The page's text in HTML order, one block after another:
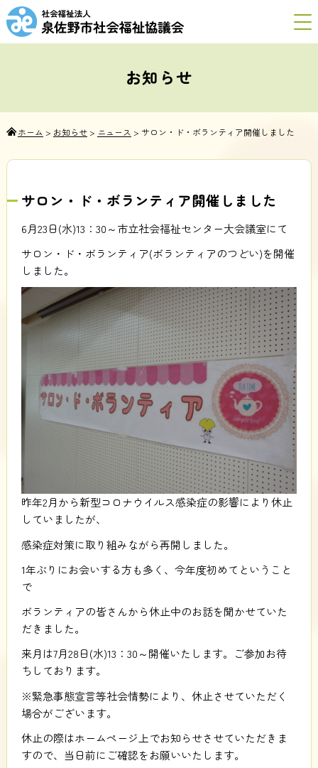
お知らせ
ホーム > お知らせ> ニュース > サロン・ド・ボランティア開催しました
サロン・ド・ボランティア開催しました
6月23日(水)13：30～市立社会福祉センター大会議室にて
サロン・ド・ボランティア(ボランティアのつどい)を開催
しました。
昨年2月から新型コロナウイルス感染症の影響により休止
していましたが、
感染症対策に取り組みながら再開しました。
1年ぶりにお会いする方も多く、今年度初めてということ
で
ボランティアの皆さんから休止中のお話を聞かせていた
だきました。
来月は7月28日(水)13：30～開催いたします。ご参加お待
ちしております。
※緊急事態宣言等社会情勢により、休止させていただく
場合がございます。
休止の際はホームページ上でお知らせさせていただきま
すので、当日前にご確認をお願いいたします。